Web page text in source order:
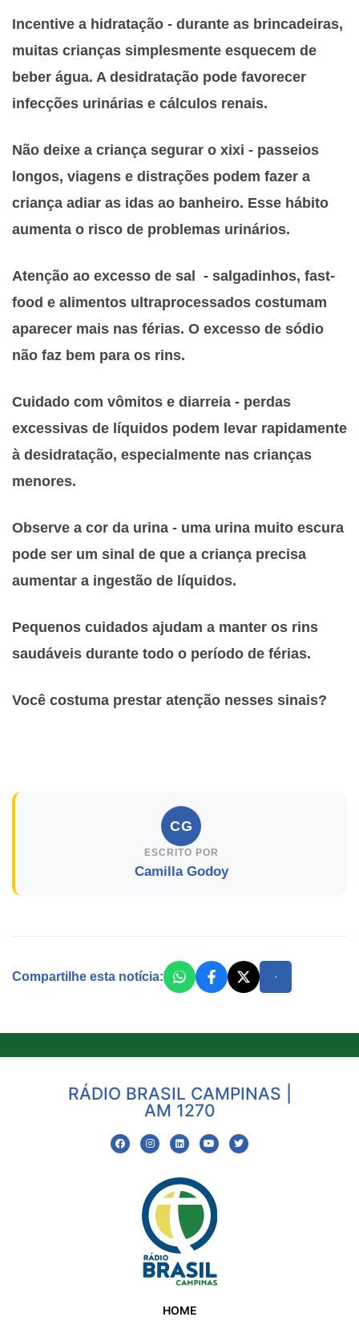
Incentive a hidratação - durante as brincadeiras,
muitas crianças simplesmente esquecem de
beber água. A desidratação pode favorecer
infecções urinárias e cálculos renais.
Não deixe a criança segurar o xixi - passeios
longos, viagens e distrações podem fazer a
criança adiar as idas ao banheiro. Esse hábito
aumenta o risco de problemas urinários.
Atenção ao excesso de sal - salgadinhos, fast-
food e alimentos ultraprocessados costumam
aparecer mais nas férias. O excesso de sódio
não faz bem para os rins.
Cuidado com vômitos e diarreia - perdas
excessivas de líquidos podem levar rapidamente
à desidratação, especialmente nas crianças
menores.
Observe a cor da urina - uma urina muito escura
pode ser um sinal de que a criança precisa
aumentar a ingestão de líquidos.
Pequenos cuidados ajudam a manter os rins
saudáveis durante todo o período de férias.
Você costuma prestar atenção nesses sinais?
CG
ESCRITO POR
Camilla Godoy
Compartilhe esta notícia:
RÁDIO BRASIL CAMPINAS |
AM 1270
HOME